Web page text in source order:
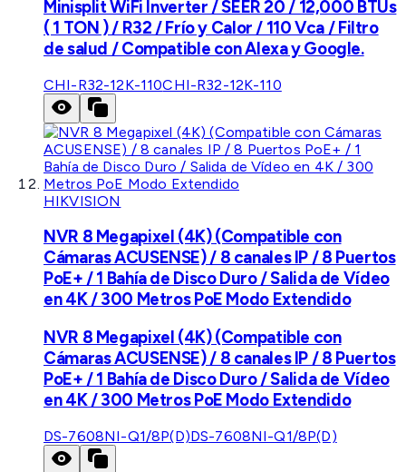
Minisplit WiFi Inverter / SEER 20 / 12,000 BTUs
( 1 TON ) / R32 / Frío y Calor / 110 Vca / Filtro
de salud / Compatible con Alexa y Google.
CHI-R32-12K-110CHI-R32-12K-110
HIKVISION
NVR 8 Megapixel (4K) (Compatible con
Cámaras ACUSENSE) / 8 canales IP / 8 Puertos
PoE+ / 1 Bahía de Disco Duro / Salida de Vídeo
en 4K / 300 Metros PoE Modo Extendido
NVR 8 Megapixel (4K) (Compatible con
Cámaras ACUSENSE) / 8 canales IP / 8 Puertos
PoE+ / 1 Bahía de Disco Duro / Salida de Vídeo
en 4K / 300 Metros PoE Modo Extendido
DS-7608NI-Q1/8P(D)DS-7608NI-Q1/8P(D)